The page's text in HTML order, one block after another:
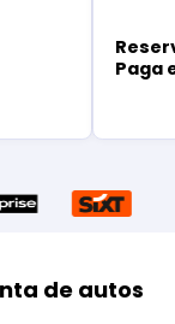
Paga
de autos